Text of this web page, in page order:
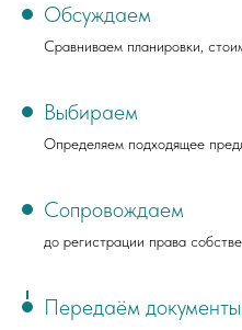
Обсуждаем
Сравниваем планировки,
Выбираем
Определяем подходящее
Сопровождаем
до регистрации права
Передаём документы